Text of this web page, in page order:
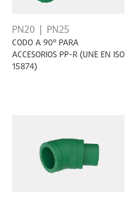
PN20 PN25
CODO A 90° PARA
ACCESORIOS PP-R (UNE EN ISO
15874)